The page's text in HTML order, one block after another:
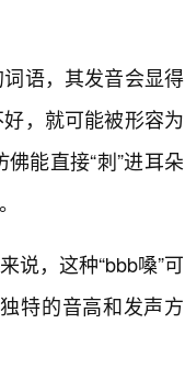
语，其发音会显得
，就可能被形容为
能直接“刺”进耳朵
说，这种“bbb嗓”可
特的音高和发声方